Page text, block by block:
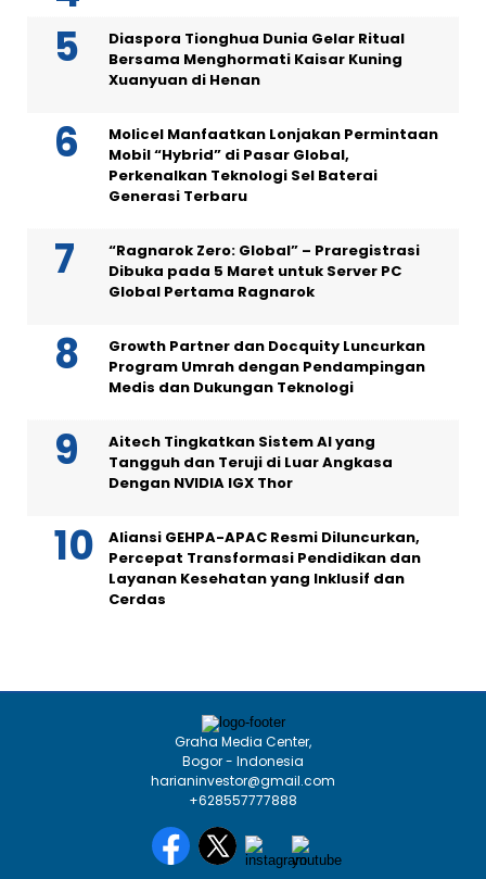
Diaspora Tionghua Dunia Gelar Ritual
Bersama Menghormati Kaisar Kuning
Xuanyuan di Henan
Molicel Manfaatkan Lonjakan Permintaan
Mobil “Hybrid” di Pasar Global,
Perkenalkan Teknologi Sel Baterai
Generasi Terbaru
“Ragnarok Zero: Global” – Praregistrasi
Dibuka pada 5 Maret untuk Server PC
Global Pertama Ragnarok
Growth Partner dan Docquity Luncurkan
Program Umrah dengan Pendampingan
Medis dan Dukungan Teknologi
Aitech Tingkatkan Sistem AI yang
Tangguh dan Teruji di Luar Angkasa
Dengan NVIDIA IGX Thor
Aliansi GEHPA-APAC Resmi Diluncurkan,
Percepat Transformasi Pendidikan dan
Layanan Kesehatan yang Inklusif dan
Cerdas
Graha Media Center,
Bogor - Indonesia
harianinvestor@gmail.com
+628557777888